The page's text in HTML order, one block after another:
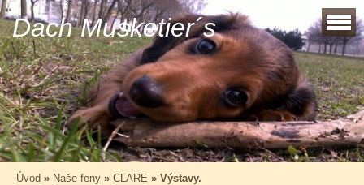
Dach Musketier´s
Úvod » Naše feny » CLARE » Výstavy.